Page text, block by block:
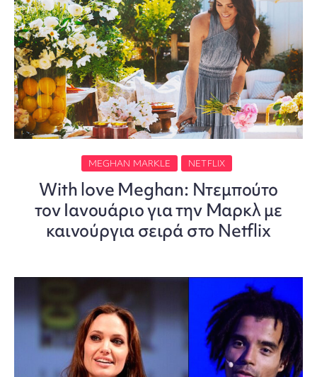
MEGHAN MARKLE NETFLIX
With love Meghan: Ντεμπούτο
τον Ιανουάριο για την Μαρκλ με
καινούργια σειρά στο Netflix